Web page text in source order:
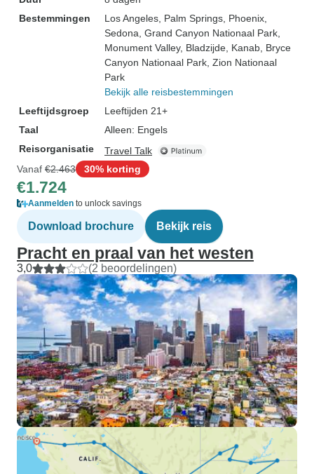
Bestemmingen
Los Angeles , Palm Springs , Phoenix
Sedona , Grand Canyon Nationaal Park
Monument Valley, Bladzijde , Kanab , Bryce
Canyon Nationaal Park , Zion Nationaal
Park
Bekijk alle reisbestemmingen
Leeftijdsgroep
Leeftijden 21+
Taal
Alleen: Engels
Reisorganisatie
Travel Talk
Vanaf €2.463 30% korting
€1.724
Aanmelden to unlock savings
Download brochure Bekijk reis
Pracht en praal van het westen
3,0 (2 beoordelingen)